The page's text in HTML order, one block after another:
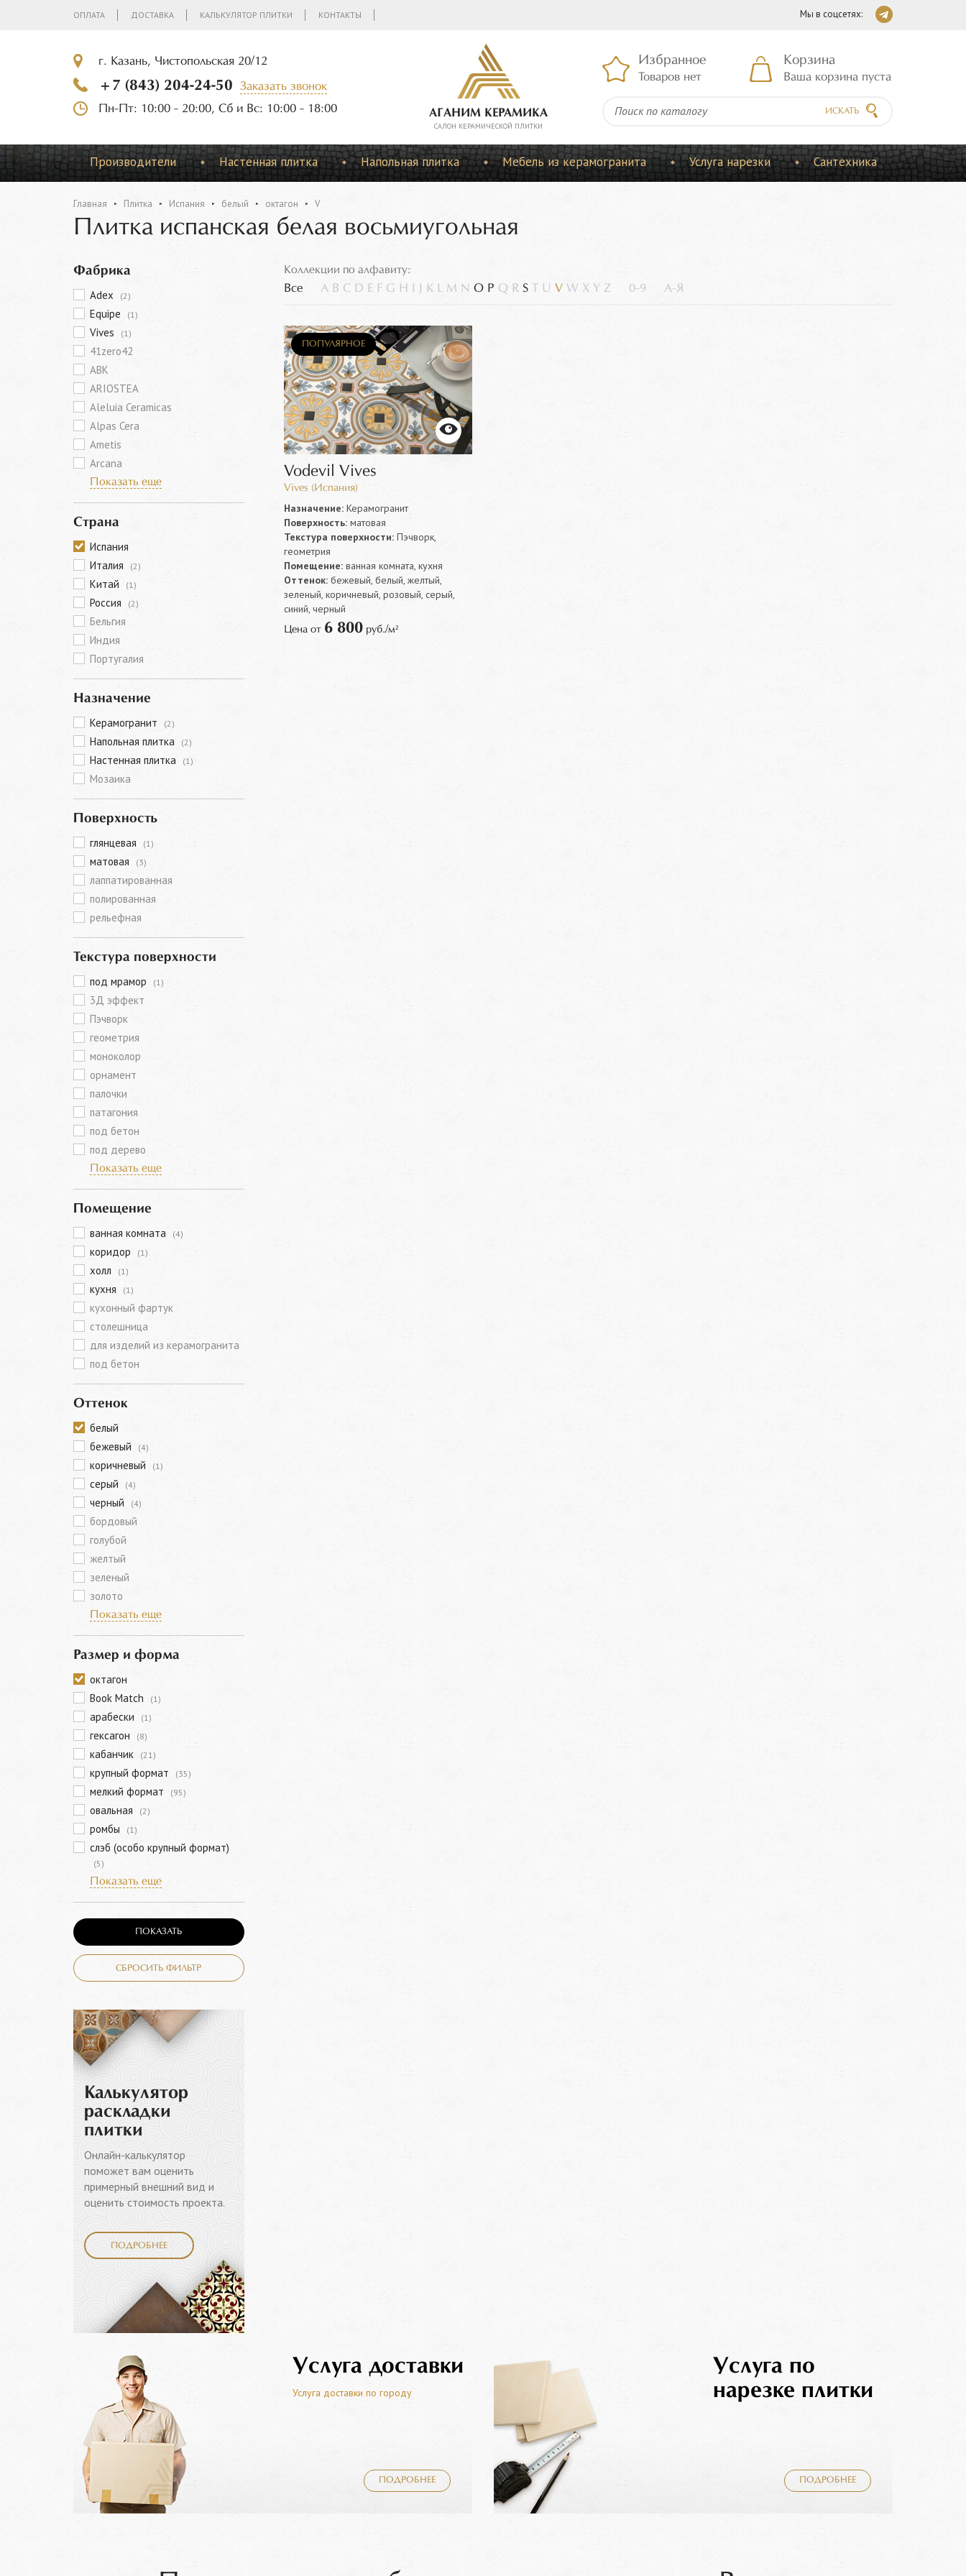
ОПЛАТА ДОСТАВКА КАЛЬКУЛЯТОР ПЛИТКИ КОНТАКТЫ Мы в соцсетях:
г. Казань, Чистопольская 20/12
+7 (843) 204-24-50
Заказать звонок
Пн-Пт: 10:00 - 20:00, Сб и Вс: 10:00 - 18:00
АГАНИМ КЕРАМИКА
CАЛОН КЕРАМИЧЕСКОЙ ПЛИТКИ
Избранное
Товаров нет
Корзина
Ваша корзина пуста
ИСКАТЬ
Производители Настенная плитка Напольная плитка Мебель из керамогранита Услуга нарезки Сантехника
Главная Плитка Испания белый октагон V
Плитка испанская белая восьмиугольная
Фабрика
Adex (2)
Equipe (1)
Vives (1)
41zero42
ABK
ARIOSTEA
Aleluia Ceramicas
Alpas Cera
Ametis
Arcana
Показать еще
Страна
Испания
Италия
(2)
Китай (1)
Россия (2)
Бельгия
Индия
Португалия
Назначение
Керамогранит (2)
Напольная плитка (2)
Настенная плитка (1)
Мозаика
Поверхность
глянцевая (1)
матовая (3)
лаппатированная
полированная
рельефная
Текстура поверхности
под мрамор (1)
3Д эффект
Пэчворк
геометрия
моноколор
орнамент
палочки
патагония
под бетон
под дерево
Показать еще
Помещение
ванная комната (4)
коридор (1)
холл (1)
кухня (1)
кухонный фартук
столешница
для изделий из керамогранита
под бетон
Оттенок
белый
бежевый
(4)
коричневый (1)
серый (4)
черный (4)
бордовый
голубой
желтый
зеленый
золото
Показать еще
Размер и форма
октагон
Book Match
(1)
арабески (1)
гексагон (8)
кабанчик (21)
крупный формат (35)
мелкий формат (95)
овальная (2)
ромбы (1)
слэб (особо крупный формат)
(5)
Показать еще
ПОКАЗАТЬ
СБРОСИТЬ ФИЛЬТР
Калькулятор
раскладки
плитки
Онлайн-калькулятор
поможет вам оценить
примерный внешний вид и
оценить стоимость проекта.
ПОДРОБНЕЕ
Коллекции по алфавиту:
Все A B C D E F G H K L M N O P Q R S U V W X Y Z 0-9 А-Я
ПОПУЛЯРНОЕ
Vodevil Vives
Vives (Испания)
Назначение:Керамогранит
Поверхность:матовая
Текстура поверхности:Пэчворк,
геометрия
Помещение:ванная комната, кухня
Оттенок:бежевый, белый, желтый,
зеленый, коричневый, розовый, серый,
синий, черный
Цена от 6 800руб./м²
Услуга доставки
Услуга доставки по городу
ПОДРОБНЕЕ
Услуга по
нарезке плитки
ПОДРОБНЕЕ